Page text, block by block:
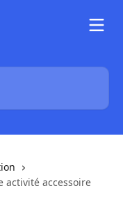
activité accessoire